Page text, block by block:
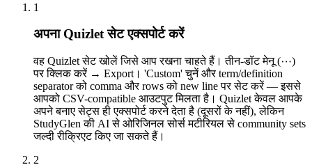
1
अपना Quizlet सेट एक्सपोर्ट करें
वह Quizlet सेट खोलें जिसे आप रखना चाहते हैं। तीन-डॉट मेनू (⋯)
पर क्लिक करें → Export। 'Custom' चुनें और term/definition
separator को comma और rows को new line पर सेट करें — इससे
आपको CSV-compatible आउटपुट मिलता है। Quizlet केवल आपके
अपने बनाए सेट्स ही एक्सपोर्ट करने देता है (दूसरों के नहीं), लेकिन
StudyGlen की AI से ओरिजिनल सोर्स मटीरियल से community sets
जल्दी रीक्रिएट किए जा सकते हैं।
2